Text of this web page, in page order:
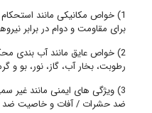
1) خواص مکانیکی مانند
برای مقاومت و دوام در برابر
2) خواص عایق مانند آب بندی
رطوبت، بخار آب، گاز، نور، بو و
3) ویژگی های ایمنی مانند غیر
ضد حشرات / آفات و خاصیت ضد